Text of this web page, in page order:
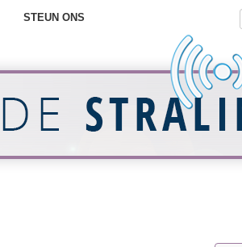
STEUN ONS